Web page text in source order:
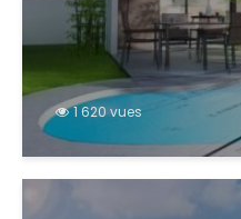
1 620 vues